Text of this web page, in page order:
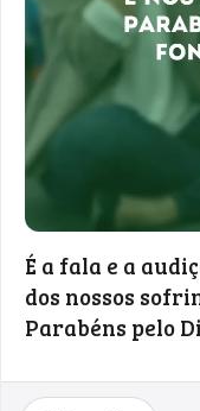
É a fala e a
dos nossos
Parabéns pelo